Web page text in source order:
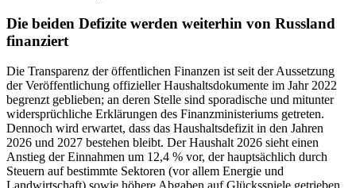
Die beiden Defizite werden weiterhin von Russland
finanziert
Die Transparenz der öffentlichen Finanzen ist seit der Aussetzung
der Veröffentlichung offizieller Haushaltsdokumente im Jahr 2022
begrenzt geblieben; an deren Stelle sind sporadische und mitunter
widersprüchliche Erklärungen des Finanzministeriums getreten.
Dennoch wird erwartet, dass das Haushaltsdefizit in den Jahren
2026 und 2027 bestehen bleibt. Der Haushalt 2026 sieht einen
Anstieg der Einnahmen um 12,4 % vor, der hauptsächlich durch
Steuern auf bestimmte Sektoren (vor allem Energie und